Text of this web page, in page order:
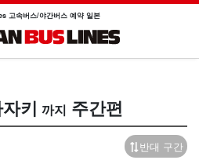
고속버스/야간버스 예약 일본
키 주간편
반대 구간